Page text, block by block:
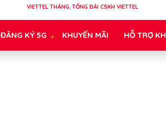
VIETTEL THÁNG, TỔNG ĐÀI CSKH VIETTEL
ĐĂNG KÝ 5G KHUYẾN MÃI HỖ TRỢ KH